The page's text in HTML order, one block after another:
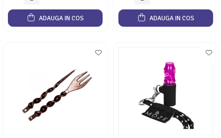
ADAUGA IN COS ADAUGA IN COS